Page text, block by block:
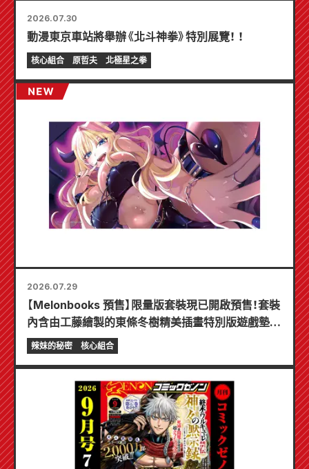
2026.07.30
動漫東京車站將舉辦《北斗神拳》特別展覽！ ！
核心組合 原哲夫 北極星之拳
2026.07.29
【Melonbooks 預售】限量版套裝現已開啟預售！套裝
內含由工藤繪製的東條冬樹精美插畫特別版遊戲墊！
《辣妹新娘的秘密》最新第6卷將於10月20日發售！
辣妹的秘密 核心組合